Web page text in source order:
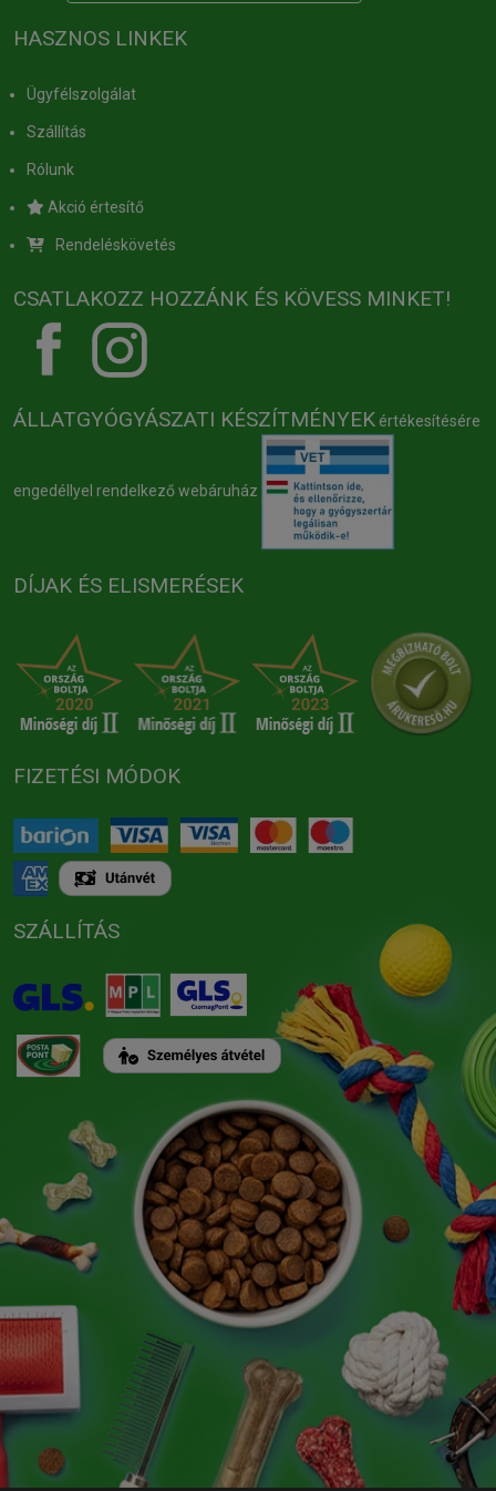
HASZNOS LINKEK
Ügyfélszolgálat
Szállítás
Rólunk
Akció értesítő
Rendeléskövetés
CSATLAKOZZ HOZZÁNK ÉS KÖVESS MINKET!
ÁLLATGYÓGYÁSZATI KÉSZÍTMÉNYEK értékesítésére
engedéllyel rendelkező webáruház
DÍJAK ÉS ELISMERÉSEK
FIZETÉSI MÓDOK
SZÁLLÍTÁS